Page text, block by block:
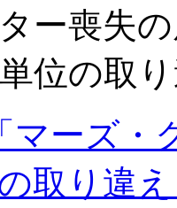
ー喪失
位の取
マーズ・
取り違